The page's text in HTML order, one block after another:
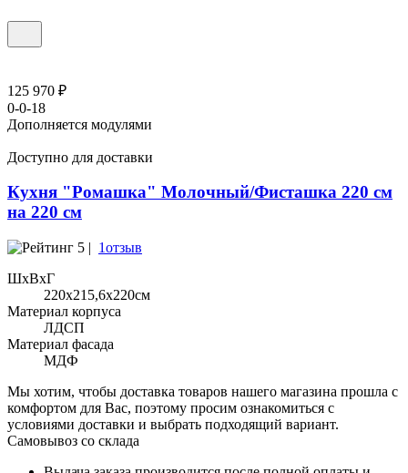
125 970 ₽
0-0-18
Дополняется модулями
Доступно для доставки
Кухня "Ромашка" Молочный/Фисташка 220 см
на 220 см
5 | 1отзыв
ШхВхГ
220x215,6х220см
Материал корпуса
ЛДСП
Материал фасада
МДФ
Мы хотим, чтобы доставка товаров нашего магазина прошла с
комфортом для Вас, поэтому просим ознакомиться с
условиями доставки и выбрать подходящий вариант.
Самовывоз со склада